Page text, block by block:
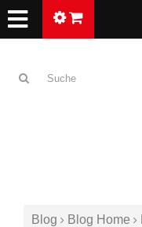
Blog Blog Home